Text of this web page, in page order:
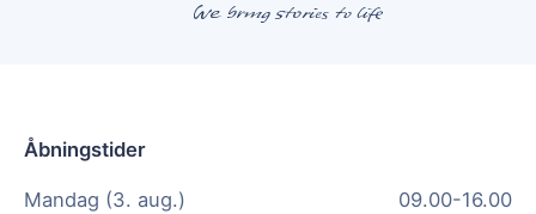
Åbningstider
Mandag (3. aug.)
09.00-16.00